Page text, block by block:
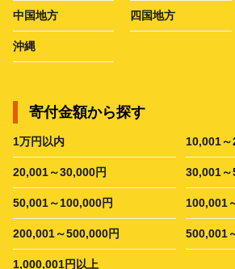
中国地方 四国地方
沖縄
寄付金額から探す
1万円以内 10,001
20,001～30,000円 30,001～
50,001～100,000円 100,001
200,001～500,000円 500,001
1,000,001円以上